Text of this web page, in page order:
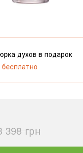
духов в подарок
бесплатно
398 грн